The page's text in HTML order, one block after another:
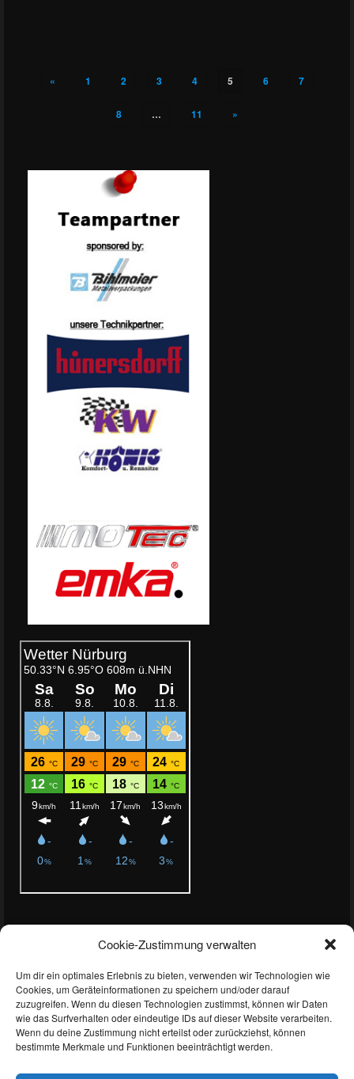
Cookie-Zustimmung verwalten
Um dir ein optimales Erlebnis zu bieten, verwenden wir Technologien wie
Cookies, um Geräteinformationen zu speichern und/oder darauf
zuzugreifen. Wenn du diesen Technologien zustimmst, können wir Daten
wie das Surfverhalten oder eindeutige IDs auf dieser Website verarbeiten.
Wenn du deine Zustimmung nicht erteilst oder zurückziehst, können
bestimmte Merkmale und Funktionen beeinträchtigt werden.
« 1 2 3 4 5 6 7
8 … 11 »
NLS 6: Starke Aufholjagd wird mit Podiumserfolg belohnt
Premiere in der Porsche Enduracne Trophy
NLS und RCN – Double Header 2.0